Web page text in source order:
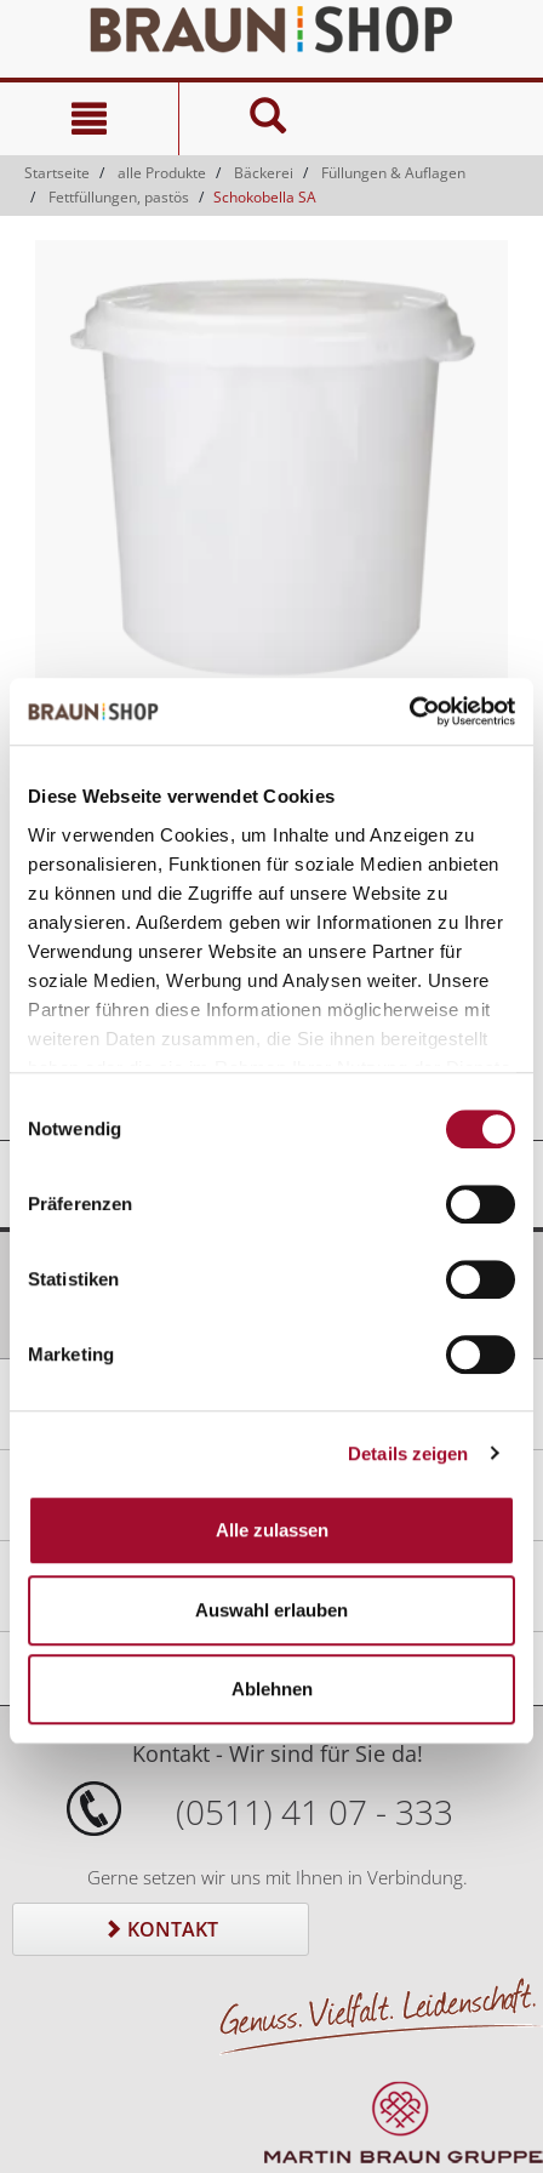
Diese Webseite verwendet Cookies
Wir verwenden Cookies, um Inhalte und Anzeigen zu
personalisieren, Funktionen für soziale Medien anbieten
zu können und die Zugriffe auf unsere Website zu
analysieren. Außerdem geben wir Informationen zu Ihrer
Verwendung unserer Website an unsere Partner für
soziale Medien, Werbung und Analysen weiter. Unsere
Partner führen diese Informationen möglicherweise mit
weiteren Daten zusammen, die Sie ihnen bereitgestellt
Notwendig
Präferenzen
Statistiken
Marketing
Details zeigen
Alle zulassen
Auswahl erlauben
Ablehnen
springen
Navigationsmenü
springen
Startseite alle Produkte Bäckerei
Füllungen & Auflagen
Fettfüllungen, pastös
Schokobella SA
Schokobella SA
25,0 kg im Eimer
Gebrauchsfertige Schokoladencreme. Zum Füllen,
Garnieren bzw. Überziehen von Dauer-, Creme- und
Sahnegebäcken sowie Desserts.
Zutaten
DOKUMENTE
PRODUKTINFORMATIONEN
Kontakt - Wir sind für Sie da!
(0511) 41 07 - 333
Gerne setzen wir uns mit Ihnen in Verbindung.
KONTAKT